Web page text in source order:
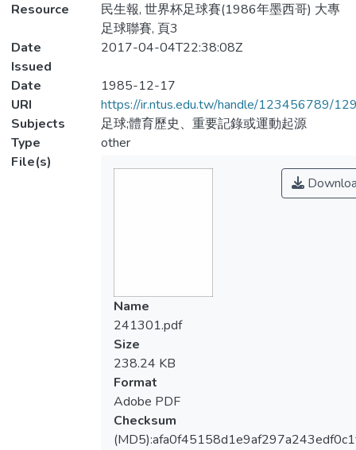
Resource
民生報, 世界杯足球賽(1986年墨西哥) 大專
足球聯賽, 頁3
Date
Issued
2017-04-04T22:38:08Z
Date
1985-12-17
URI
https://ir.ntus.edu.tw/handle/123456789/
Subjects
足球;體育歷史、重要記錄或運動起源
Type
other
File(s)
Name
241301.pdf
Size
238.24 KB
Format
Adobe PDF
Checksum